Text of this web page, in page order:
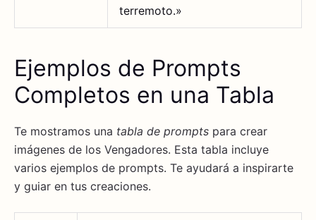
terremoto.»
Ejemplos de Prompts
Completos en una Tabla
Te mostramos una tabla de prompts para crear
imágenes de los Vengadores. Esta tabla incluye
varios ejemplos de prompts. Te ayudará a inspirarte
y guiar en tus creaciones.